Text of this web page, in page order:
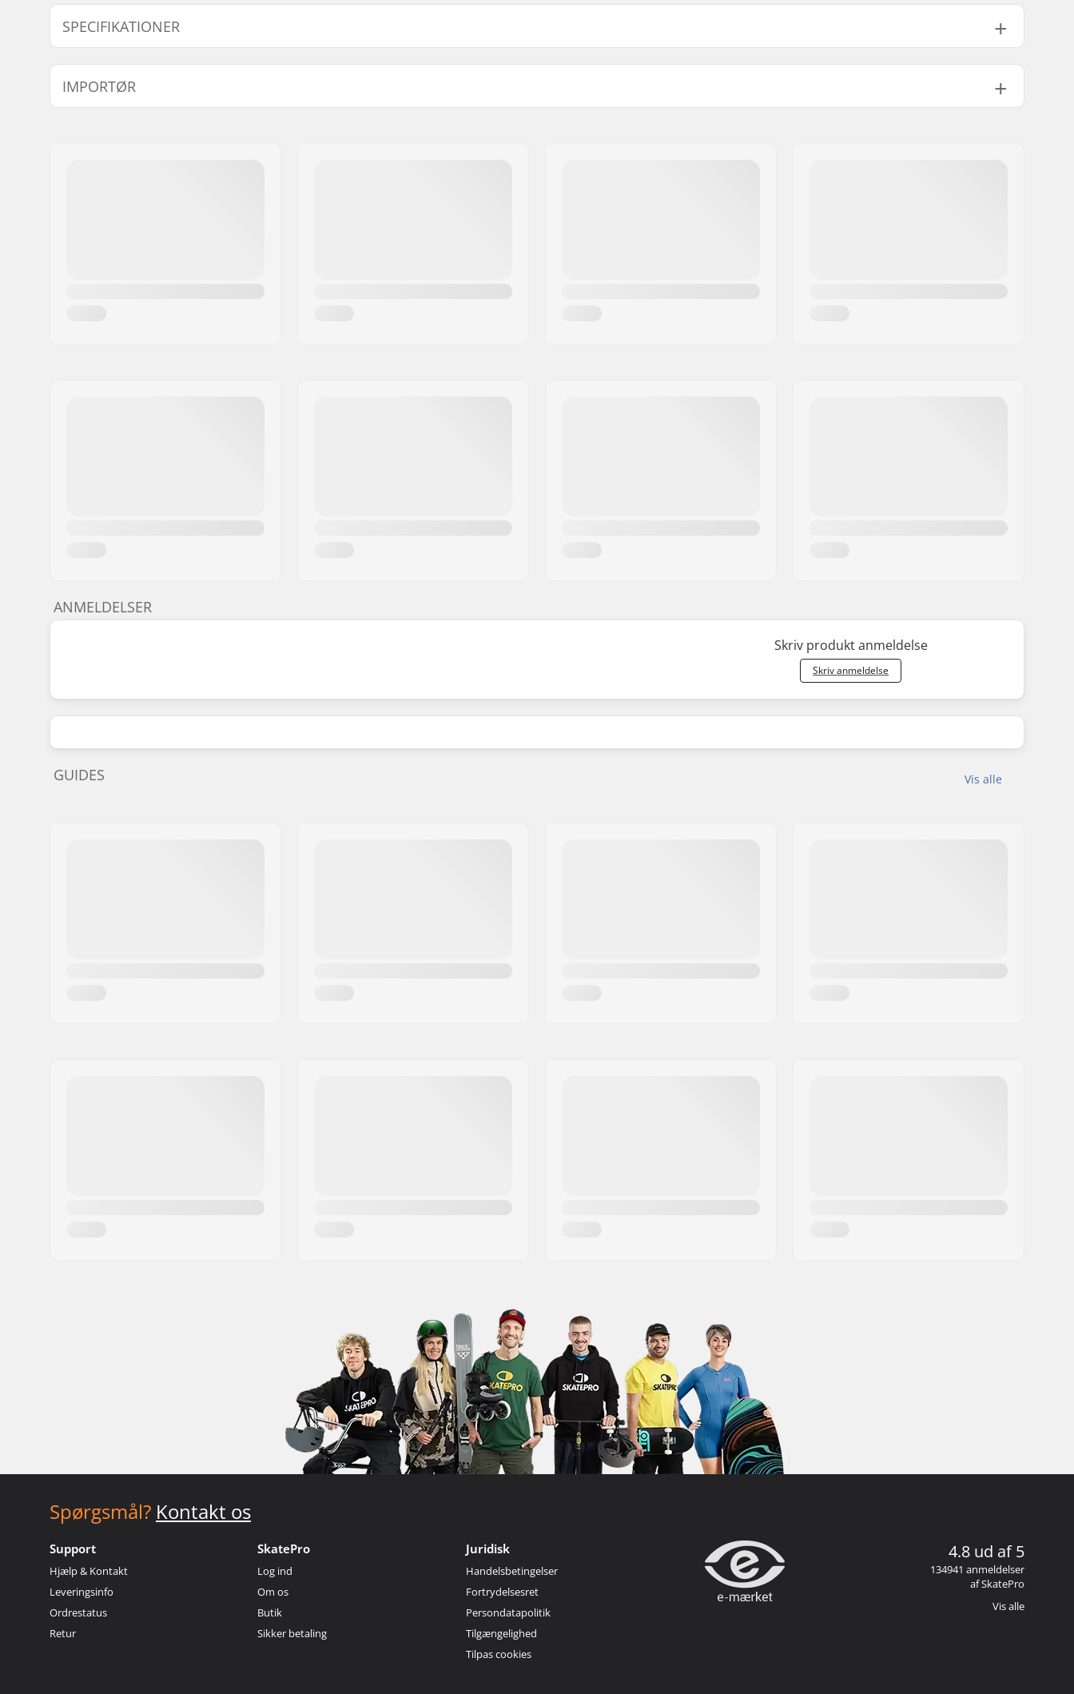
SPECIFIKATIONER
Årgang:
24/25
Binding type:
Støvle kompatibilitet:
GripWalk Toe & Heel Pin Boots (ISO
Bremsearms Bredde:
90mm, 105mm
DIN Indstilling:
5.0 - 12.0
IMPORTØR
ANMELDELSER
Skriv produkt anmeldelse
Skriv anmeldelse
Vis alle
GUIDES
Spørgsmål? Kontakt os
Support
Hjælp & Kontakt
Leveringsinfo
Ordrestatus
Retur
SkatePro
Log ind
Om os
Butik
Sikker betaling
Juridisk
Handelsbetingelser
Fortrydelsesret
Persondatapolitik
Tilgængelighed
Tilpas cookies
4.8 ud af 5
134941 anmeldelser
af SkatePro
Vis alle